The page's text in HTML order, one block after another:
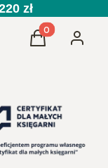
zł
Produkty w
Koszyk